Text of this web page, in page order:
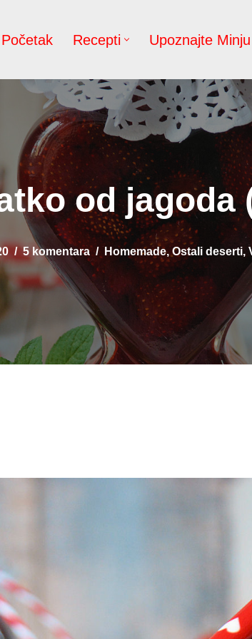
Početak Recepti Upoznajte Minju
od jagoda
5 komentara Homemade,Ostali deserti,